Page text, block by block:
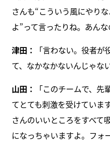
さんも“こういう風にやり
よ”って言ったりね。あんな
津田：
「言わない。役者
て、なかなかないんじゃな
山田：
「このチームで、
てとても刺激を受けていま
さんのいいところをすべて
になっちゃいますよ。フォ